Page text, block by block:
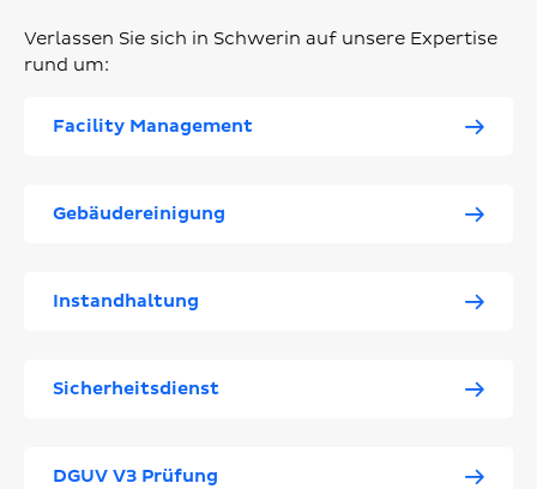
Verlassen Sie sich in Schwerin auf unsere Expertise
rund um:
Facility Management
Gebäudereinigung
Instandhaltung
Sicherheitsdienst
DGUV V3 Prüfung